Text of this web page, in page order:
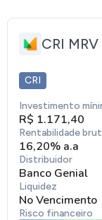
CRI
CRI
Investimento
R$ 1.171,40
Rentabilidade
16,20% a.a
Distribuidor
Banco Genial
Liquidez
No Vencimento
Risco financeiro